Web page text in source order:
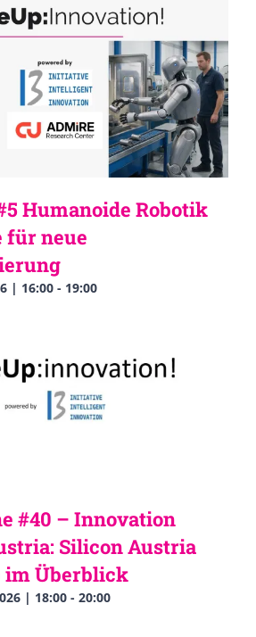
Humanoide Robotik
für neue
| 16:00 - 19:00
#40 – Innovation
Silicon Austria
im Überblick
| 18:00 - 20:00